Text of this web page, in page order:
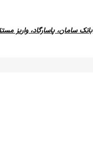
بانک سامان، پاسارگاد، واریز